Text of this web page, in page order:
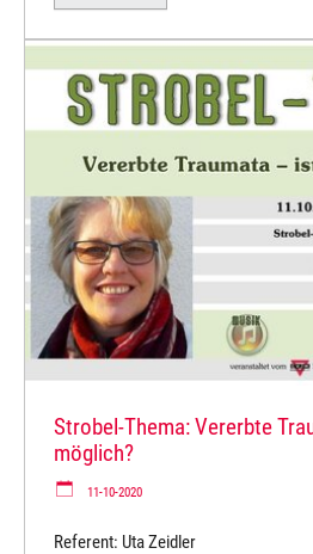
Strobel-Thema: Vererbte
möglich?
11-10-2020
Referent: Uta Zeidler